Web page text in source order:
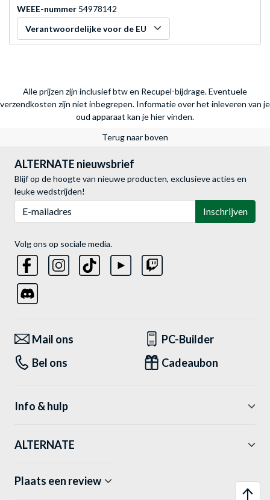
WEEE-nummer 54978142
Verantwoordelijke voor de EU
Alle prijzen zijn inclusief btw en Recupel-bijdrage. Eventuele
verzendkosten zijn niet inbegrepen. Informatie over het inleveren van je
oud apparaat kan je hier vinden.
Terug naar boven
ALTERNATE nieuwsbrief
Blijf op de hoogte van nieuwe producten, exclusieve acties en
leuke wedstrijden!
Inschrijven
Volg ons op sociale media.
Mail ons
PC-Builder
Bel ons
Cadeaubon
Info & hulp
ALTERNATE
Plaats een review